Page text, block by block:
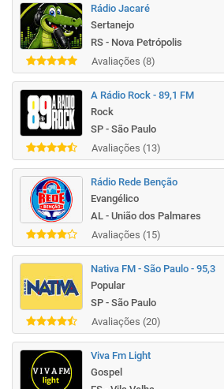
Rádio Jacaré
Sertanejo
RS - Nova Petrópolis
Avaliações (8)
A Rádio Rock - 89,1 FM
Rock
SP - São Paulo
Avaliações (13)
Rádio Rede Benção
Evangélico
AL - União dos Palmares
Avaliações (15)
Nativa FM - São Paulo - 95,3
Popular
SP - São Paulo
Avaliações (20)
Viva Fm Light
Gospel